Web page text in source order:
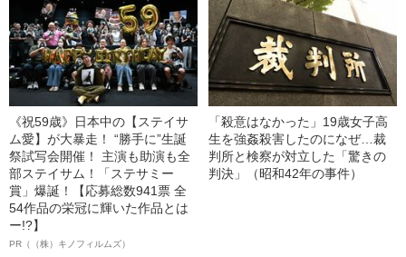
《祝59歳》日本中の【ステイサ
ム愛】が大暴走！ “勝手に”生誕
祭試写会開催！ 主演も助演も全
部ステイサム！「ステサミー
賞」爆誕！【応募総数941票 全
54作品の栄冠に輝いた作品とは
ー!?】
PR（（株）キノフィルムズ）
「殺意はなかった」19歳女子高
生を強姦殺害したのになぜ…裁
判所と検察が対立した「驚きの
判決」（昭和42年の事件）